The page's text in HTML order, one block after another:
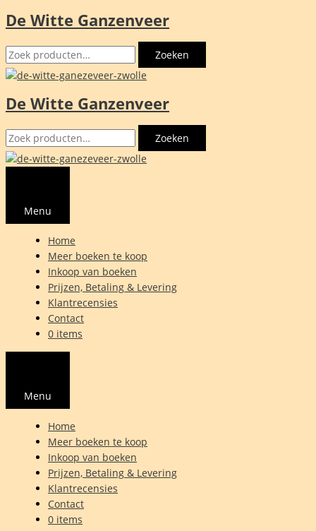
Ga
de
inhoud
De Witte Ganzenveer
Zoeken
naar:
Zoeken
De Witte Ganzenveer
Zoeken
naar:
Zoeken
Menu
Home
Meer boeken te koop
Inkoop van boeken
Prijzen, Betaling & Levering
Klantrecensies
Contact
0 items
Menu
Home
Meer boeken te koop
Inkoop van boeken
Prijzen, Betaling & Levering
Klantrecensies
Contact
0 items